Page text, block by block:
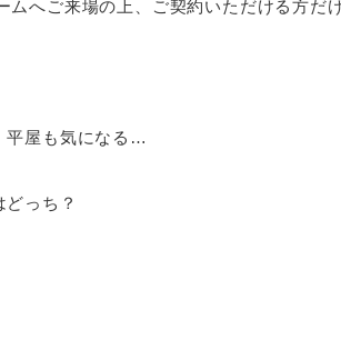
へご来場の上、ご契約いただける方だ
平屋も気になる…
っち？